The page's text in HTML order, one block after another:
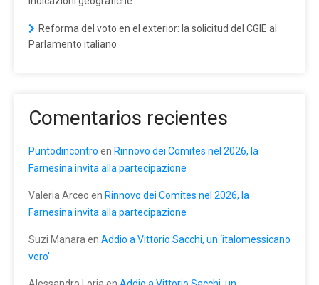
Reforma del voto en el exterior: la solicitud del CGIE al
Parlamento italiano
Comentarios recientes
Puntodincontro en Rinnovo dei Comites nel 2026, la
Farnesina invita alla partecipazione
Valeria Arceo en Rinnovo dei Comites nel 2026, la
Farnesina invita alla partecipazione
Suzi Manara en Addio a Vittorio Sacchi, un ‘italomessicano
vero’